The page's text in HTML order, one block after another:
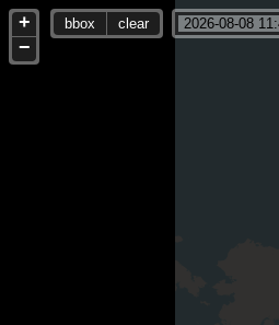
+
−
bbox clear